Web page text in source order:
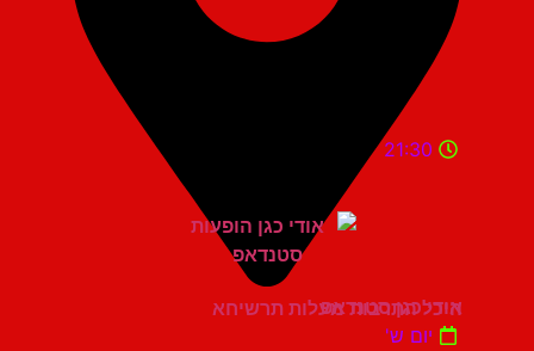
היכל התרבות מעלות תרשיחא
21:30
אודי כגן סטנדאפ
יום ש'